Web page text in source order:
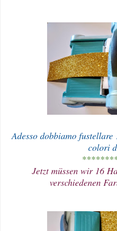
Adesso dobbiamo
colori
Jetzt müssen wir 16
verschiedenen